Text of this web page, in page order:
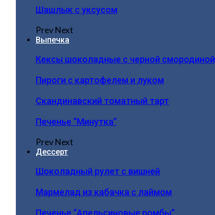
Шашлык с уксусом
PrevNext
Выпечка
Кексы шоколадные с черной смородиной
Пироги c картофелем и луком
Скандинавский томатный тарт
Печенье “Минутка”
PrevNext
Дессерт
Шоколадный рулет с вишней
Мармелад из кабачка с лаймом
Печенье “Апельсиновые ромбы”